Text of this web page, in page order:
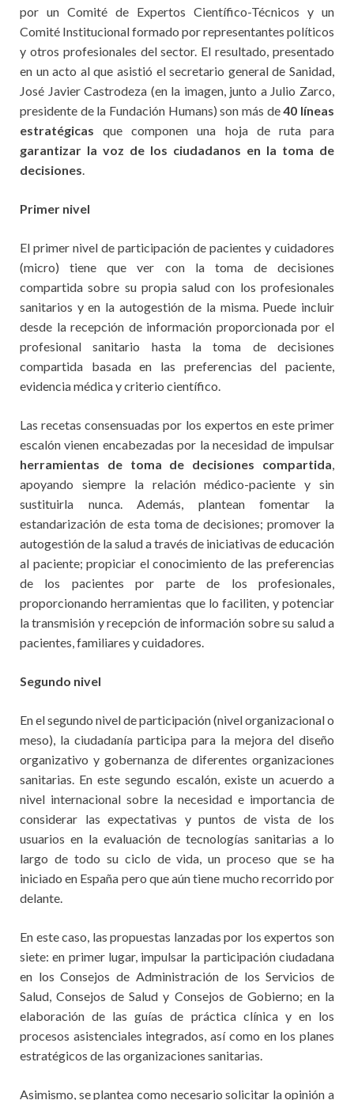
por un Comité de Expertos Científico-Técnicos y un
Comité Institucional formado por representantes políticos
y otros profesionales del sector. El resultado, presentado
en un acto al que asistió el secretario general de Sanidad,
José Javier Castrodeza (en la imagen, junto a Julio Zarco,
presidente de la Fundación Humans) son más de40 líneas
estratégicas que componen una hoja de ruta para
garantizar la voz de los ciudadanos en la toma de
decisiones
Primer nivel
El primer nivel de participación de pacientes y cuidadores
(micro) tiene que ver con la toma de decisiones
compartida sobre su propia salud con los profesionales
sanitarios y en la autogestión de la misma. Puede incluir
desde la recepción de información proporcionada por el
profesional sanitario hasta la toma de decisiones
compartida basada en las preferencias del paciente,
evidencia médica y criterio científico.
Las recetas consensuadas por los expertos en este primer
escalón vienen encabezadas por la necesidad de impulsar
herramientas de toma de decisiones compartida
apoyando siempre la relación médico-paciente y sin
sustituirla nunca. Además, plantean fomentar la
estandarización de esta toma de decisiones; promover la
autogestión de la salud a través de iniciativas de educación
al paciente; propiciar el conocimiento de las preferencias
de los pacientes por parte de los profesionales,
proporcionando herramientas que lo faciliten, y potenciar
la transmisión y recepción de información sobre su salud a
pacientes, familiares y cuidadores.
Segundo nivel
En el segundo nivel de participación (nivel organizacional o
meso), la ciudadanía participa para la mejora del diseño
organizativo y gobernanza de diferentes organizaciones
sanitarias. En este segundo escalón, existe un acuerdo a
nivel internacional sobre la necesidad e importancia de
considerar las expectativas y puntos de vista de los
usuarios en la evaluación de tecnologías sanitarias a lo
largo de todo su ciclo de vida, un proceso que se ha
iniciado en España pero que aún tiene mucho recorrido por
delante.
En este caso, las propuestas lanzadas por los expertos son
siete: en primer lugar, impulsar la participación ciudadana
en los Consejos de Administración de los Servicios de
Salud, Consejos de Salud y Consejos de Gobierno; en la
elaboración de las guías de práctica clínica y en los
procesos asistenciales integrados, así como en los planes
estratégicos de las organizaciones sanitarias.
Asimismo, se plantea como necesario solicitar la opinión a